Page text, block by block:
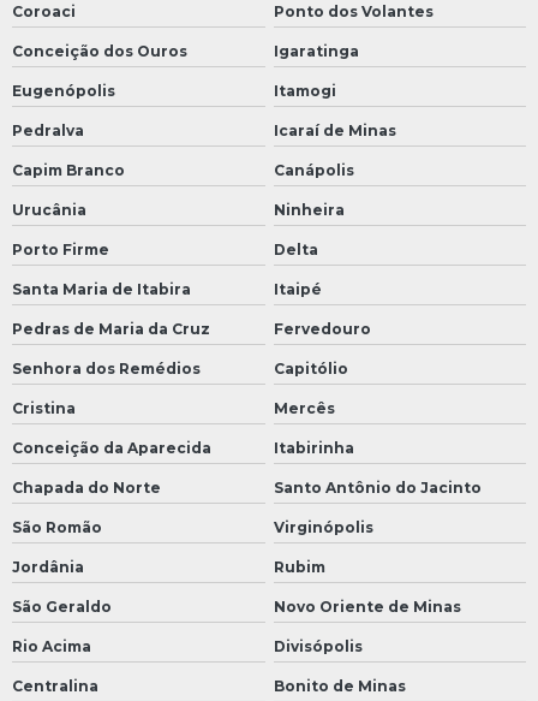
Coroaci Ponto dos Volantes
Conceição dos Ouros Igaratinga
Eugenópolis Itamogi
Pedralva Icaraí de Minas
Capim Branco Canápolis
Urucânia Ninheira
Porto Firme Delta
Santa Maria de Itabira Itaipé
Pedras de Maria da Cruz Fervedouro
Senhora dos Remédios Capitólio
Cristina Mercês
Conceição da Aparecida Itabirinha
Chapada do Norte Santo Antônio do Jacinto
São Romão Virginópolis
Jordânia Rubim
São Geraldo Novo Oriente de Minas
Rio Acima Divisópolis
Centralina Bonito de Minas